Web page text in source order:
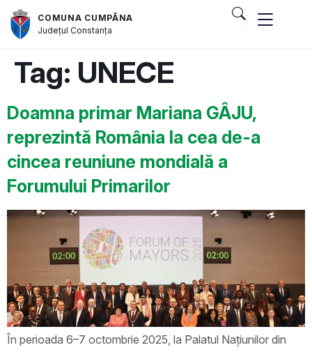
COMUNA CUMPĂNA
JudețulConstanța
Tag: UNECE
Doamna primar Mariana GÂJU,
reprezintă România la cea de-a
cincea reuniune mondială a
Forumului Primarilor
În perioada 6–7 octombrie 2025, la Palatul Națiunilor din